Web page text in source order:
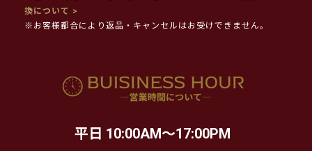
換について >
※お客様都合により返品・キャンセルはお受けできません。
平日 10:00AM～17:00PM